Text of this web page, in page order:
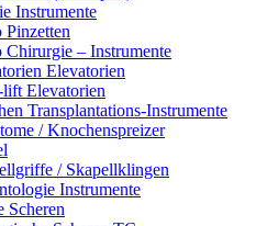
Instrumente
– Instrumente
Elevatorien
lift Elevatorien
Transplantations-Instrumente
/ Knochenspreizer
/ Skapellklingen
Instrumente
Scheren